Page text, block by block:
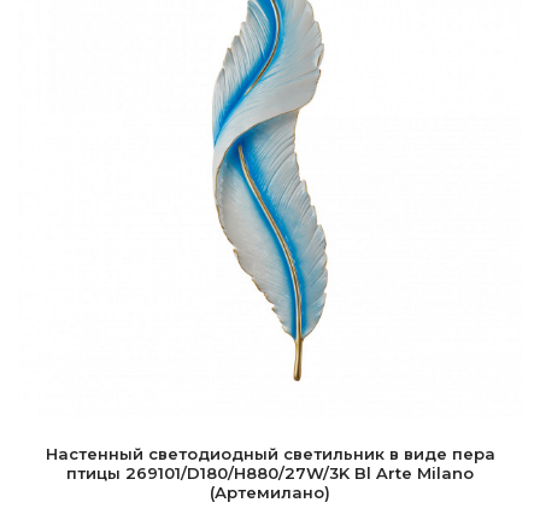
Настенный светодиодный светильник в виде пера
птицы 269101/D180/H880/27W/3K Bl Arte Milano
(Артемилано)